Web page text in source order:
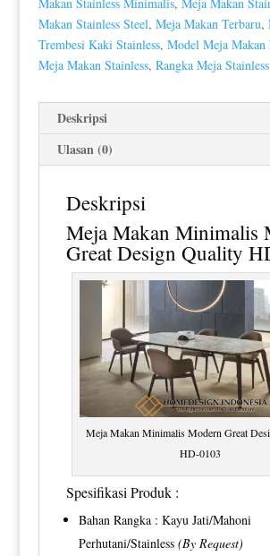
Makan Stainless Steel, Meja Makan Terbaru,
Trembesi Kaki Stainless, Model Meja
Meja Makan Stainless, Rangka Meja Stainless
Deskripsi
Ulasan (0)
Deskripsi
Meja Makan Minimalis
Great Design Quality
Meja Makan Minimalis Modern Great
HD-0103
Spesifikasi Produk :
Bahan Rangka : Kayu Jati/Mahoni
Perhutani/Stainless (By Request)